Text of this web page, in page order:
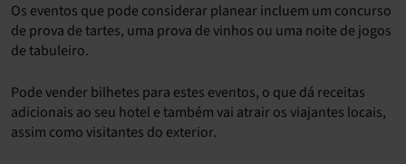
Os eventos que pode considerar planear incluem um concurso
de prova de tartes, uma prova de vinhos ou uma noite de jogos
de tabuleiro.
Pode vender bilhetes para estes eventos, o que dá receitas
adicionais ao seu hotel e também vai atrair os viajantes locais,
assim como visitantes do exterior.